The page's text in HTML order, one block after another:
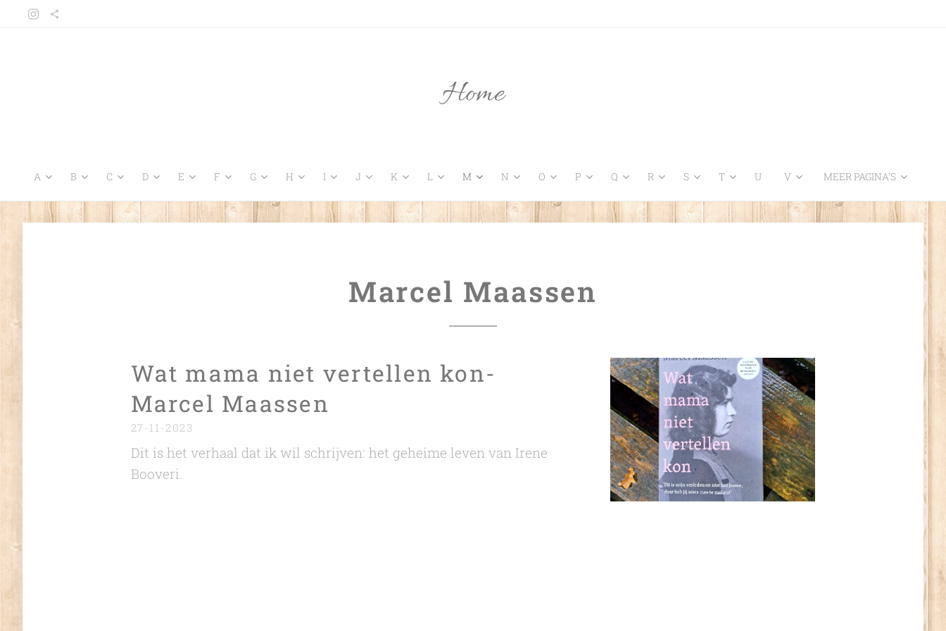
Home
A B C D E F G H I J K L M N O P Q R S T U V MEER PAGINA'S
Marcel Maassen
Wat mama niet vertellen kon-
Marcel Maassen
27-11-2023
Dit is het verhaal dat ik wil schrijven: het geheime leven van Irene
Booveri.